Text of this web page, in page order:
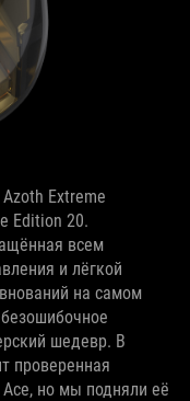
Extreme
Edition 20.
всем
и лёгкой
на самом
шедевр. В
проверенная
но мы подняли её